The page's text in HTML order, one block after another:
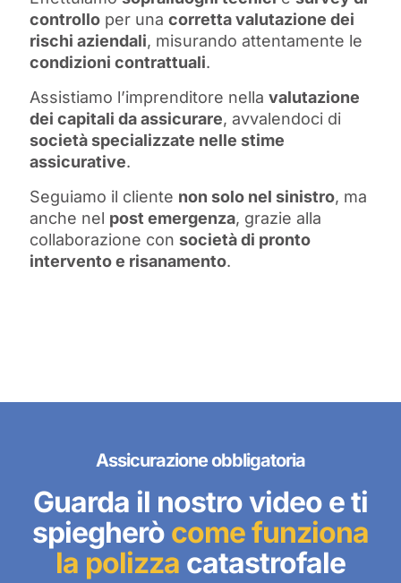
controllo per una corretta valutazione dei
rischi aziendali, misurando attentamente le
condizioni contrattuali.
Assistiamo l’imprenditore nella valutazione
dei capitali da assicurare, avvalendoci di
società specializzate nelle stime
assicurative.
Seguiamo il cliente non solo nel sinistro, ma
anche nel post emergenza, grazie alla
collaborazione con società di pronto
intervento e risanamento.
Assicurazione obbligatoria
Guarda il nostro video e ti
spiegherò come funziona
la polizza catastrofale